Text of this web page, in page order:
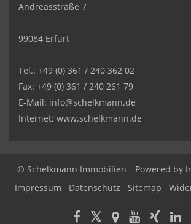
Andreasstraße 7
99084 Erfurt
Tel.: +49 (0) 361 / 240 362 02
Fax: +49 (0) 361 / 240 261 79
E-Mail: info@schelkmann.de
Internet: www.schelkmann.de
© Schelkmann Immobilien Powered by
Impressum
Datenschutz Sitemap